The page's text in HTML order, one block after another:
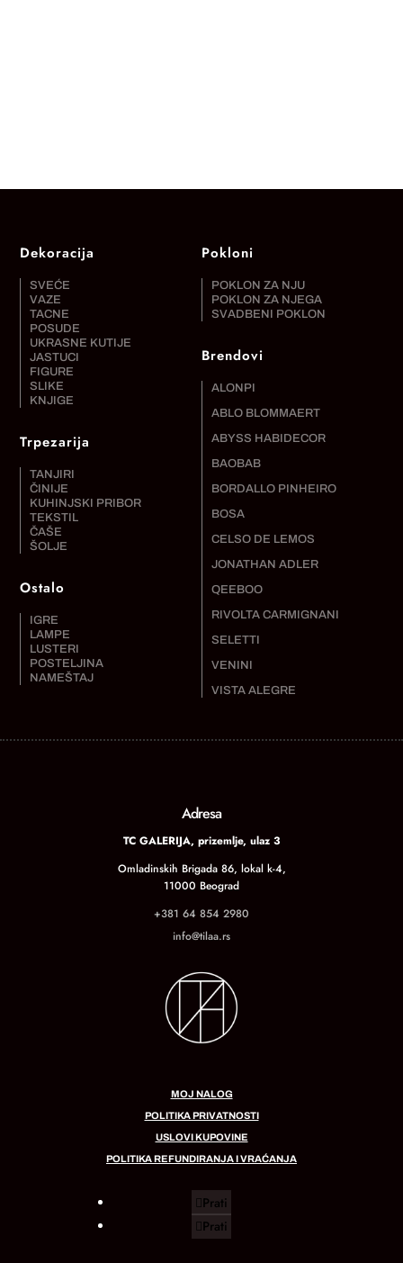
Dekoracija
SVEĆE
VAZE
TACNE
POSUDE
UKRASNE KUTIJE
JASTUCI
FIGURE
SLIKE
KNJIGE
Trpezarija
TANJIRI
ČINIJE
KUHINJSKI PRIBOR
TEKSTIL
ČAŠE
ŠOLJE
Ostalo
IGRE
LAMPE
LUSTERI
POSTELJINA
NAMEŠTAJ
Pokloni
POKLON ZA NJU
POKLON ZA NJEGA
SVADBENI POKLON
Brendovi
ALONPI
ABLO BLOMMAERT
ABYSS HABIDECOR
BAOBAB
BORDALLO PINHEIRO
BOSA
CELSO DE LEMOS
JONATHAN ADLER
QEEBOO
RIVOLTA CARMIGNANI
SELETTI
VENINI
VISTA ALEGRE
Adresa
TC GALERIJA, prizemlje, ulaz 3
Omladinskih Brigada 86, lokal k-4,
11000 Beograd
+381 64 854 2980
info@tilaa.rs
MOJ NALOG
POLITIKA PRIVATNOSTI
USLOVI KUPOVINE
POLITIKA REFUNDIRANJA I VRAĆANJA
Prati
Prati